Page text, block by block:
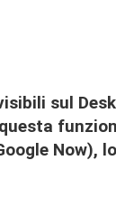
sul
Now),